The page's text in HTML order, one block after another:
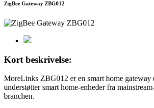
ZigBee Gateway ZBG012
Kort beskrivelse:
MoreLinks ZBG012 er en smart home gateway
understøtter smart home-enheder fra
branchen.